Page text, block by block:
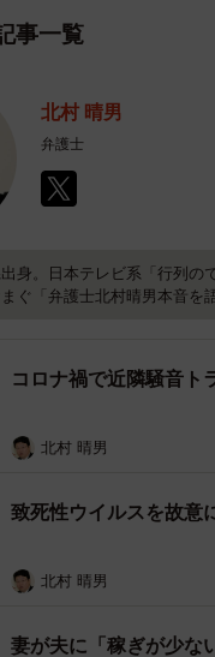
事一覧
北村 晴男
弁護士
身。日本テレビ系「行列の
ぐ「弁護士北村晴男本音を
コロナ禍で近隣騒音
北村 晴男
致死性ウイルスを故意
北村 晴男
妻が夫に「稼ぎが少な